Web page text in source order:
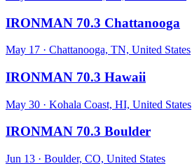
IRONMAN 70.3 Chattanooga
May 17 · Chattanooga, TN, United States
IRONMAN 70.3 Hawaii
May 30 · Kohala Coast, HI, United States
IRONMAN 70.3 Boulder
Jun 13 · Boulder, CO, United States